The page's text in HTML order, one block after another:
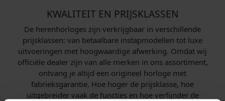
KWALITEIT EN PRIJSKLASSEN
De herenhorloges zijn verkrijgbaar in verschillende
prijsklassen: van betaalbare instapmodellen tot luxe
uitvoeringen met hoogwaardige afwerking. Omdat wij
officiële dealer zijn van alle merken in ons assortiment,
ontvang je altijd een origineel horloge met
fabrieksgarantie. Hoe hoger de prijsklasse, hoe
uitgebreider vaak de functies en hoe verfijnder de